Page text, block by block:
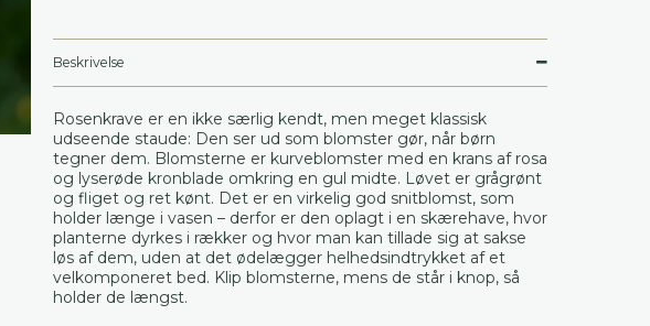
Beskrivelse
Rosenkrave er en ikke særlig kendt, men meget klassisk
udseende staude: Den ser ud som blomster gør, når børn
tegner dem. Blomsterne er kurveblomster med en krans af rosa
og lyserøde kronblade omkring en gul midte. Løvet er grågrønt
og fliget og ret kønt. Det er en virkelig god snitblomst, som
holder længe i vasen – derfor er den oplagt i en skærehave, hvor
planterne dyrkes i rækker og hvor man kan tillade sig at sakse
løs af dem, uden at det ødelægger helhedsindtrykket af et
velkomponeret bed. Klip blomsterne, mens de står i knop, så
holder de længst.